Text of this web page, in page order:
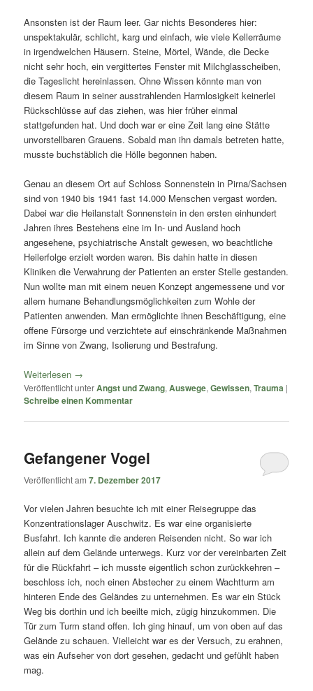
Ansonsten ist der Raum leer. Gar nichts Besonderes hier:
unspektakulär, schlicht, karg und einfach, wie viele Kellerräume
in irgendwelchen Häusern. Steine, Mörtel, Wände, die Decke
nicht sehr hoch, ein vergittertes Fenster mit Milchglasscheiben,
die Tageslicht hereinlassen. Ohne Wissen könnte man von
diesem Raum in seiner ausstrahlenden Harmlosigkeit keinerlei
Rückschlüsse auf das ziehen, was hier früher einmal
stattgefunden hat. Und doch war er eine Zeit lang eine Stätte
unvorstellbaren Grauens. Sobald man ihn damals betreten hatte,
musste buchstäblich die Hölle begonnen haben.
Genau an diesem Ort auf Schloss Sonnenstein in Pirna/Sachsen
sind von 1940 bis 1941 fast 14.000 Menschen vergast worden.
Dabei war die Heilanstalt Sonnenstein in den ersten einhundert
Jahren ihres Bestehens eine im In- und Ausland hoch
angesehene, psychiatrische Anstalt gewesen, wo beachtliche
Heilerfolge erzielt worden waren. Bis dahin hatte in diesen
Kliniken die Verwahrung der Patienten an erster Stelle gestanden.
Nun wollte man mit einem neuen Konzept angemessene und vor
allem humane Behandlungsmöglichkeiten zum Wohle der
Patienten anwenden. Man ermöglichte ihnen Beschäftigung, eine
offene Fürsorge und verzichtete auf einschränkende Maßnahmen
im Sinne von Zwang, Isolierung und Bestrafung.
Weiterlesen →
Veröffentlicht unterAngst und Zwang,Auswege,Gewissen,Trauma |
Schreibe einen Kommentar
Gefangener Vogel
Veröffentlicht am7. Dezember 2017
Vor vielen Jahren besuchte ich mit einer Reisegruppe das
Konzentrationslager Auschwitz. Es war eine organisierte
Busfahrt. Ich kannte die anderen Reisenden nicht. So war ich
allein auf dem Gelände unterwegs. Kurz vor der vereinbarten Zeit
für die Rückfahrt – ich musste eigentlich schon zurückkehren –
beschloss ich, noch einen Abstecher zu einem Wachtturm am
hinteren Ende des Geländes zu unternehmen. Es war ein Stück
Weg bis dorthin und ich beeilte mich, zügig hinzukommen. Die
Tür zum Turm stand offen. Ich ging hinauf, um von oben auf das
Gelände zu schauen. Vielleicht war es der Versuch, zu erahnen,
was ein Aufseher von dort gesehen, gedacht und gefühlt haben
mag.